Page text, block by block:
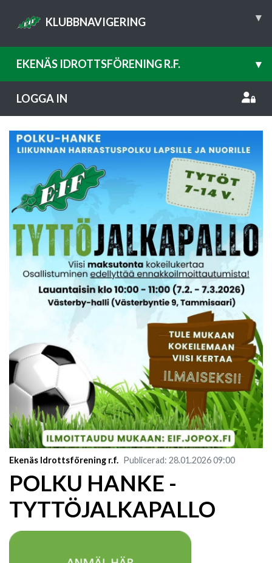
KLUBBNAVIGERING ▾
EKENÄS IDROTTSFÖRENING R.F. ▾
LOGGA IN
Ekenäs Idrottsförening r.f. Publicerad: 28.01.202609:00
POLKU HANKE -
TYTTÖJALKAPALLO